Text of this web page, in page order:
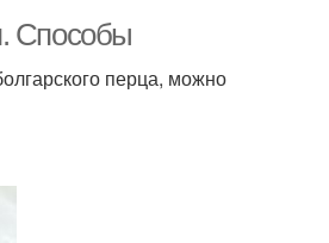
Способы
перца, можно